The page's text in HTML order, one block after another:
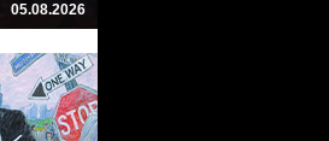
05.08.2026